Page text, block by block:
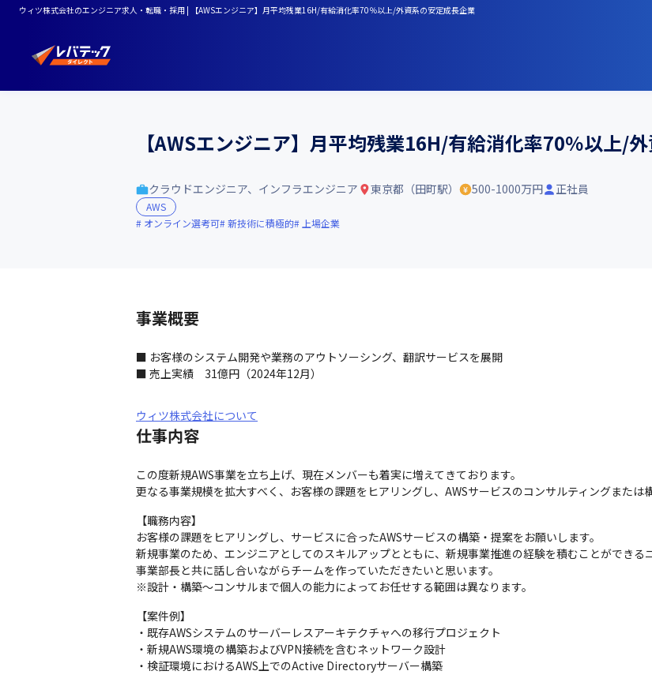
ウィツ株式会社のエンジニア求人・転職・採用 | 【AWSエンジニア】月平均残業16H/有給消化率70％以上/外資系の安定成長企業
【AWSエンジニア】月平均残業16H/有給消化率70％以上/
クラウドエンジニア、インフラエンジニア 東京都（田町駅） 500-1000万円 正社員
AWS
オンライン選考可 新技術に積極的 上場企業
事業概要
■ お客様のシステム開発や業務のアウトソーシング、翻訳サービスを展開
■ 売上実績　31億円（2024年12月）
ウィツ株式会社について
仕事内容
この度新規AWS事業を立ち上げ、現在メンバーも着実に増えてきております。
更なる事業規模を拡大すべく、お客様の課題をヒアリングし、AWSサービスのコンサルティングまたは
【職務内容】
お客様の課題をヒアリングし、サービスに合ったAWSサービスの構築・提案をお願いします。
新規事業のため、エンジニアとしてのスキルアップとともに、新規事業推進の経験を積むことができる
事業部長と共に話し合いながらチームを作っていただきたいと思います。
※設計・構築～コンサルまで個人の能力によってお任せする範囲は異なります。
【案件例】
・既存AWSシステムのサーバーレスアーキテクチャへの移行プロジェクト
・新規AWS環境の構築およびVPN接続を含むネットワーク設計
・検証環境におけるAWS上でのActive Directoryサーバー構築